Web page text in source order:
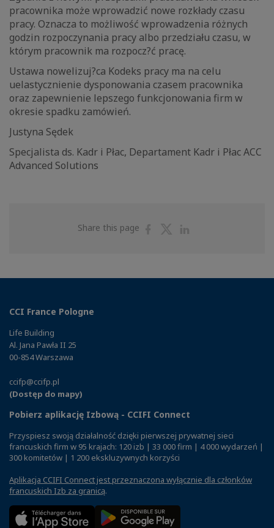
pracownika może wprowadzić nowe rozkłady czasu
pracy. Oznacza to możliwość wprowadzenia różnych
godzin rozpoczynania pracy albo przedziału czasu, w
którym pracownik ma rozpocz?ć pracę.
Ustawa nowelizuj?ca Kodeks pracy ma na celu
uelastycznienie dysponowania czasem pracownika
oraz zapewnienie lepszego funkcjonowania firm w
okresie spadku zamówień.
Justyna Sędek
Specjalista ds. Kadr i Płac, Departament Kadr i Płac ACC
Advanced Solutions
Share this page
ShareShare
CCI France Pologne
Life Building
Al. Jana Pawła II 25
00-854 Warszawa
ccifp@ccifp.pl
(Dostęp do mapy)
Pobierz aplikację Izbową - CCIFI Connect
Przyspiesz swoją działalność dzięki pierwszej prywatnej sieci
francuskich firm w 95 krajach: 120 izb | 33 000 firm | 4 000 wydarzeń |
300 komitetów | 1 200 ekskluzywnych korzyści
Aplikacja CCIFI Connect jest przeznaczona wyłącznie dla członków
francuskich Izb za granicą.